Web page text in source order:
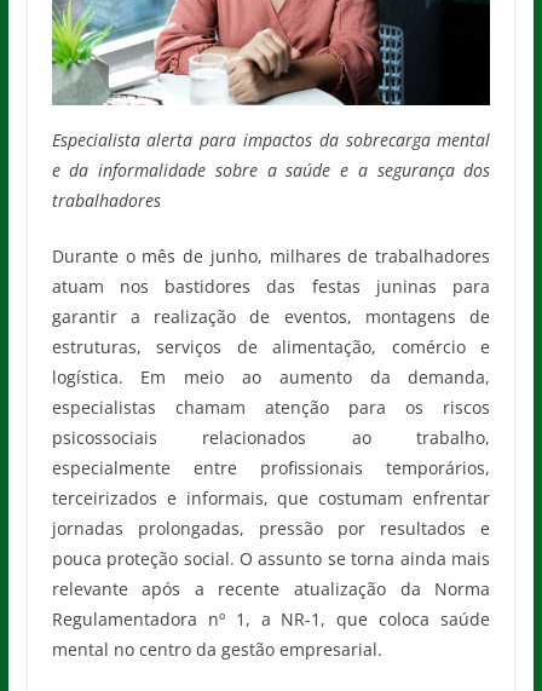
Especialista alerta para impactos da sobrecarga mental
e da informalidade sobre a saúde e a segurança dos
trabalhadores
Durante o mês de junho, milhares de trabalhadores
atuam nos bastidores das festas juninas para
garantir a realização de eventos, montagens de
estruturas, serviços de alimentação, comércio e
logística. Em meio ao aumento da demanda,
especialistas chamam atenção para os riscos
psicossociais relacionados ao trabalho,
especialmente entre profissionais temporários,
terceirizados e informais, que costumam enfrentar
jornadas prolongadas, pressão por resultados e
pouca proteção social. O assunto se torna ainda mais
relevante após a recente atualização da Norma
Regulamentadora nº 1, a NR-1, que coloca saúde
mental no centro da gestão empresarial.